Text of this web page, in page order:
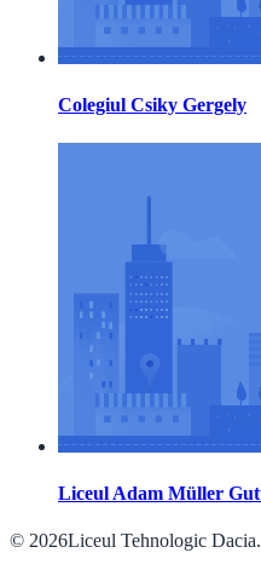
Colegiul Csiky Gergely
Liceul Adam Müller
© 2026Liceul Tehnologic